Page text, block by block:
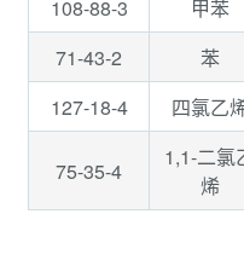
108-88-3
甲苯
71-43-2
苯
127-18-4
四氯乙
75-35-4
1,1-二氯
烯